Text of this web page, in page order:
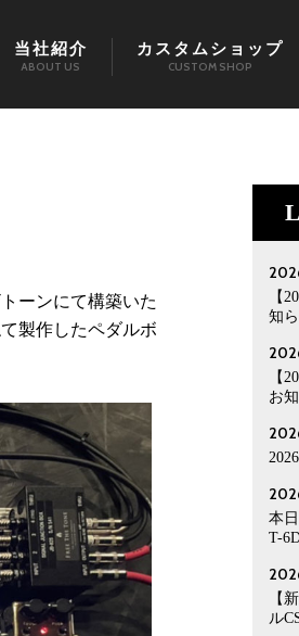
当社紹介
ABOUT US
カスタムショップ
CUSTOM SHOP
ーンにて構築いた
製作したペダルボ
【
知
【
お
本
T-
【
ル